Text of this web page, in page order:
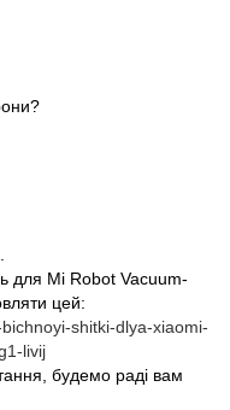
для Mi Robot Vacuum-
цей:
shitki-dlya-xiaomi-
livij
будемо раді вам